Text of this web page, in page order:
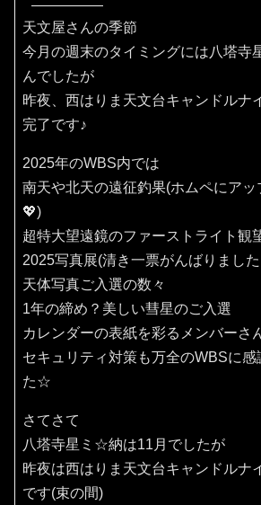
天文屋さんの季節
今月の週末のタイミングには八塔
んでしたが
昨夜、西はりま天文台キャンドルナ
完了です♪
2025年のWBS内では
南天や北天の遠征釣果(ホムペにアッ
💖)
超特大望遠鏡のファーストライト観
2025写真展(清き一票がんばりまし
天体写真ご入選の数々
1年の締め？美しい彗星のご入選
カレンダーの表紙を彩るメンバーさ
セキュリティ対策も万全のWBSに感
た☆
さてさて
八塔寺星ミ☆納は11月でしたが
昨夜は西はりま天文台キャンドルナ
です(束の間)